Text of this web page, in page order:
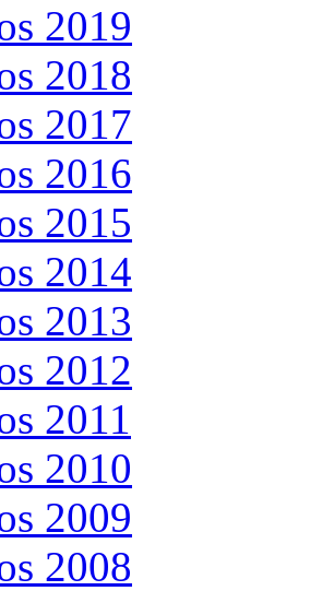
2019
2018
2017
2016
2015
2014
2013
2012
2011
2010
2009
2008